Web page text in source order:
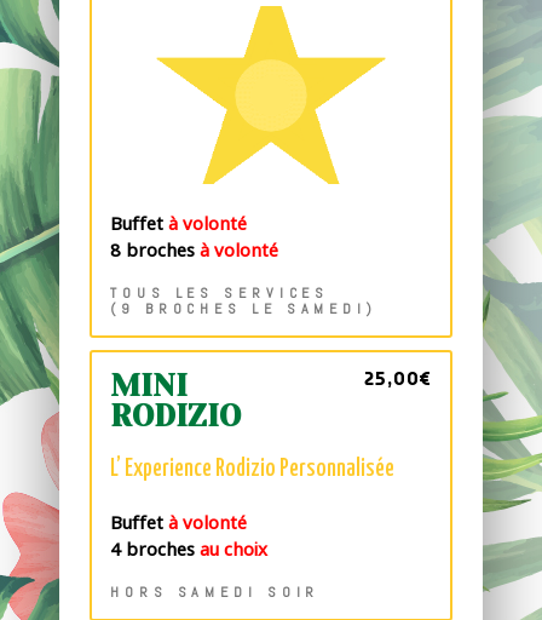
Buffetà volonté
8 brochesà volonté
TOUS LES SERVICES
(9 BROCHES LE SAMEDI)
MINI
RODIZIO
25,00€
L’ Experience Rodizio Personnalisée
Buffetà volonté
4 brochesau choix
HORS SAMEDI SOIR